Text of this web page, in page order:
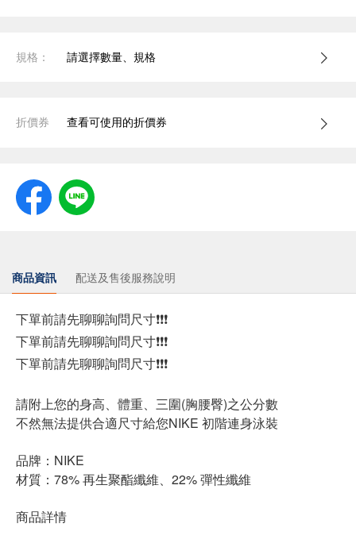
規格： 請選擇數量、規格
折價券 查看可使用的折價券
商品資訊 配送及售後服務說明
下單前請先聊聊詢問尺寸❗❗❗
下單前請先聊聊詢問尺寸❗❗❗
下單前請先聊聊詢問尺寸❗❗❗
請附上您的身高、體重、三圍(胸腰臀)之公分數
不然無法提供合適尺寸給您NIKE 初階連身泳裝
品牌：NIKE
材質：78% 再生聚酯纖維、22% 彈性纖維
商品詳情